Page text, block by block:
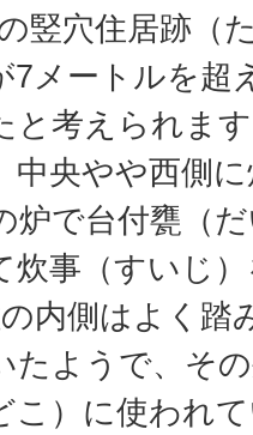
竪穴住居跡（
7メートルを超
と考えられま
中央やや西側
炉で台付甕（
炊事（すいじ
内側はよく踏
たようで、そ
こ）に使われ